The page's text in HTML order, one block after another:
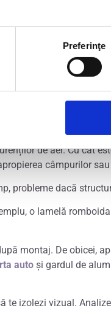
Preferinţe
de prezentare,
pentru banii
la ce înseamnă
de aer. Cu cât
câmpurilor
probleme dacă
o lamelă
montaj. De obicei,
auto și gardul de
te izolezi vizual.